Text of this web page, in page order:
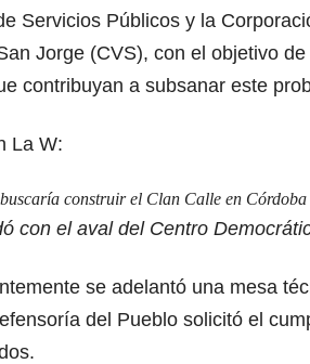
Servicios Públicos y la
Jorge (CVS), con el objetivo
contribuyan a subsanar este
La W:
buscaría construir el Clan Calle en Córdoba
con el aval del Centro
se adelantó una mesa
del Pueblo solicitó el